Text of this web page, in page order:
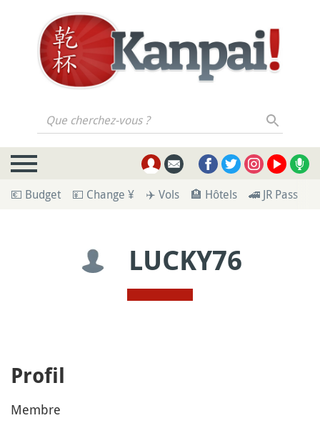
Que cherchez-vous ?
💶 Budget 💴 Change ¥ ✈️ Vols 🏨 Hôtels 🚄 JR Pass
LUCKY76
Profil
Membre